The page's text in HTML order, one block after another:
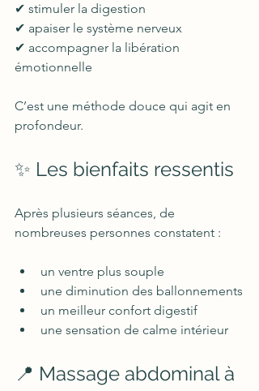
✔ stimuler la digestion
✔ apaiser le système nerveux
✔ accompagner la libération
émotionnelle
C’est une méthode douce qui agit en
profondeur.
✨ Les bienfaits ressentis
Après plusieurs séances, de
nombreuses personnes constatent :
un ventre plus souple
une diminution des ballonnements
un meilleur confort digestif
une sensation de calme intérieur
📍 Massage abdominal à